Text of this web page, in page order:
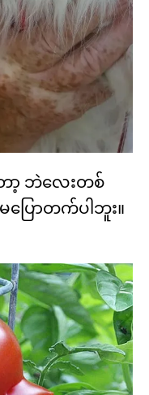
ော့ ဘဲလေးတစ်
ြောတက်ပါဘူး။